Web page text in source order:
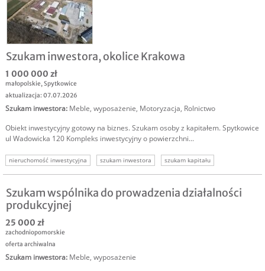
Szukam inwestora, okolice Krakowa
1 000 000 zł
małopolskie,Spytkowice
aktualizacja: 07.07.2026
Szukam inwestora: Meble, wyposażenie, Motoryzacja, Rolnictwo
Obiekt inwestycyjny gotowy na biznes. Szukam osoby z kapitałem. Spytkowice
ul Wadowicka 120 Kompleks inwestycyjny o powierzchni...
nieruchomość inwestycyjna szukam inwestora
szukam kapitału
szukam wspólnika
Szukam wspólnika do prowadzenia działalności
produkcyjnej
25 000 zł
zachodniopomorskie
oferta archiwalna
Szukam inwestora: Meble, wyposażenie